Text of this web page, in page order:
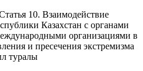
10. Взаимодействие
Казахстан с органами
организациями в
и пресечения экстремизма
туралы